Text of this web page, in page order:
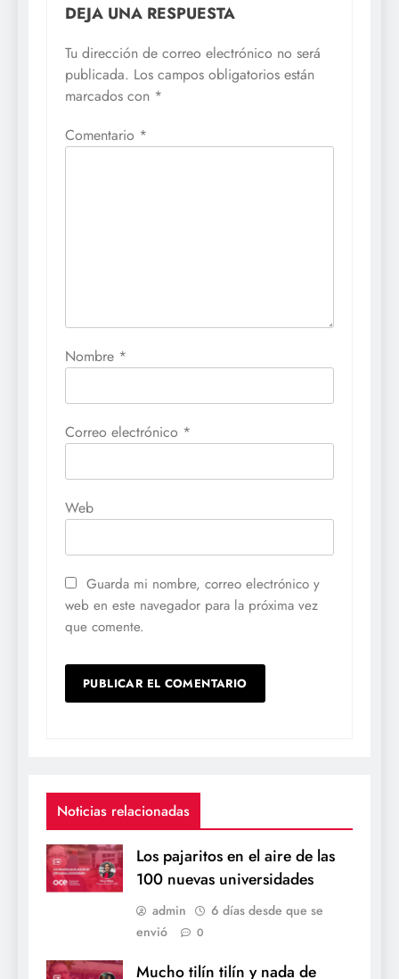
DEJA UNA RESPUESTA
Tu dirección de correo electrónico no será
publicada. Los campos obligatorios están
marcados con *
Comentario *
Nombre *
Correo electrónico *
Web
Guarda mi nombre, correo electrónico y
web en este navegador para la próxima vez
que comente.
Noticias relacionadas
Los pajaritos en el aire de las
100 nuevas universidades
admin
6 días desde que se
envió
0
Mucho tilín tilín y nada de